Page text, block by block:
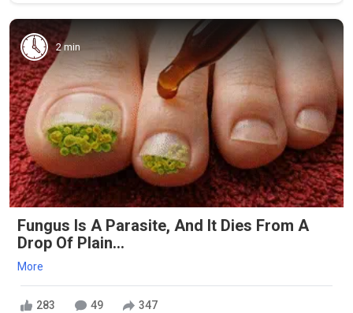
2 min
Fungus Is A Parasite, And It Dies From A
Drop Of Plain...
More
283 49 347